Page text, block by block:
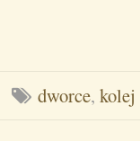
dworce,kolej